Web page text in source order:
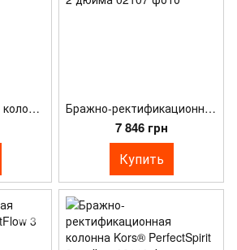
Ректификационная колонна Kors® SpiritFlow 2 дюйма Бражно-ректификационная колонна Kors® PerfectSpirit 2 дюйма
7 846 грн
Купить